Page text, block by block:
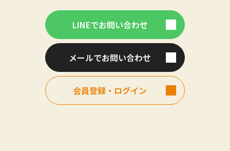
LINEでお問い合わせ
メールでお問い合わせ
会員登録・ログイン